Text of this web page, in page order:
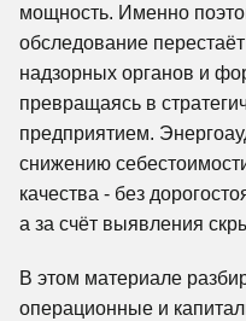
мощность. Именно
обследование
надзорных органов и
превращаясь в
предприятием.
снижению
качества - без
а за счёт выявления
В этом материале
операционные и